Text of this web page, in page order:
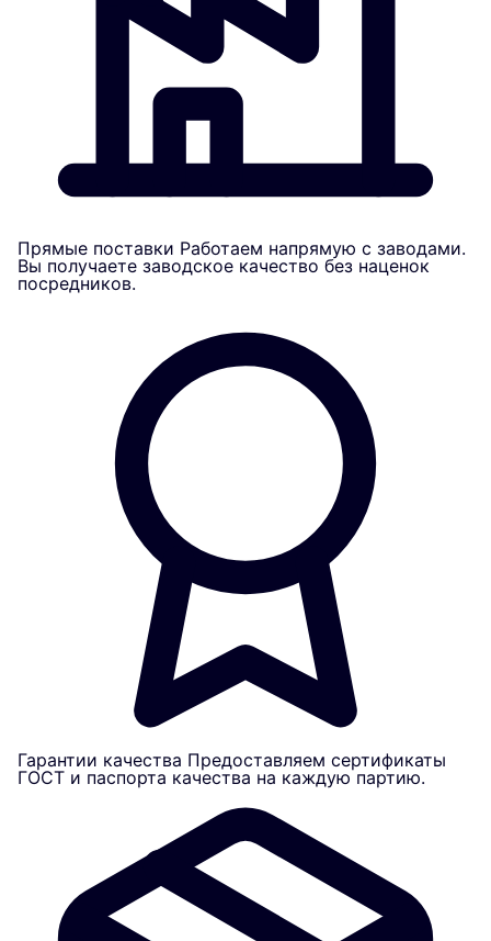
Прямые поставки Работаем напрямую с заводами.
Вы получаете заводское качество без наценок
посредников.
Гарантии качества Предоставляем сертификаты
ГОСТ и паспорта качества на каждую партию.